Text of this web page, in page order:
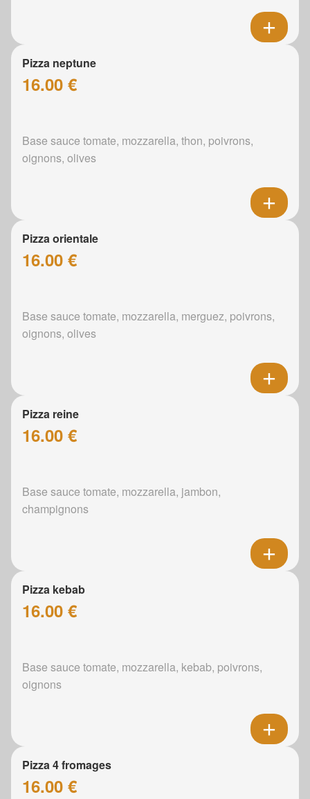
Pizza neptune
16.00 €
Base sauce tomate, mozzarella, thon, poivrons,
oignons, olives
Pizza orientale
16.00 €
Base sauce tomate, mozzarella, merguez, poivrons,
oignons, olives
Pizza reine
16.00 €
Base sauce tomate, mozzarella, jambon,
champignons
Pizza kebab
16.00 €
Base sauce tomate, mozzarella, kebab, poivrons,
oignons
Pizza 4 fromages
16.00 €